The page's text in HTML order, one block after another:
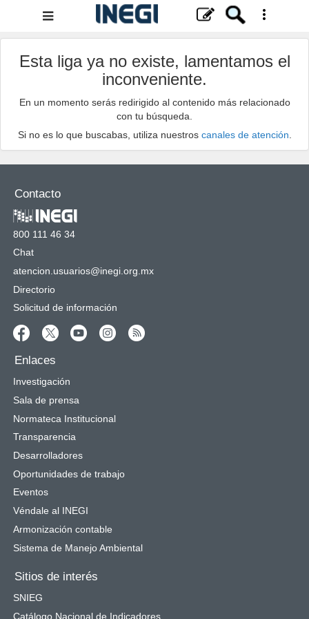
Menú
de
navegación
Esta liga ya no existe, lamentamos el
inconveniente.
En un momento serás redirigido al contenido más relacionado
con tu búsqueda.
Si no es lo que buscabas, utiliza nuestros canales de atención
Contacto
800 111 46 34
Chat
atencion.usuarios@inegi.org.mx
Directorio
Solicitud de información
Enlaces
Investigación
Sala de prensa
Normateca Institucional
Transparencia
Desarrolladores
Oportunidades de trabajo
Eventos
Véndale al INEGI
Armonización contable
Sistema de Manejo Ambiental
Sitios de interés
SNIEG
Catálogo Nacional de Indicadores